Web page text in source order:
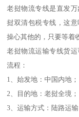
老挝物流专线是直发
挝双清包税专线，这
操心其他的，只要等着
老挝物流运输专线货
流程：
1、始发地：中国内地；
2、目的地：老挝全境；
3、运输方式：陆路运输